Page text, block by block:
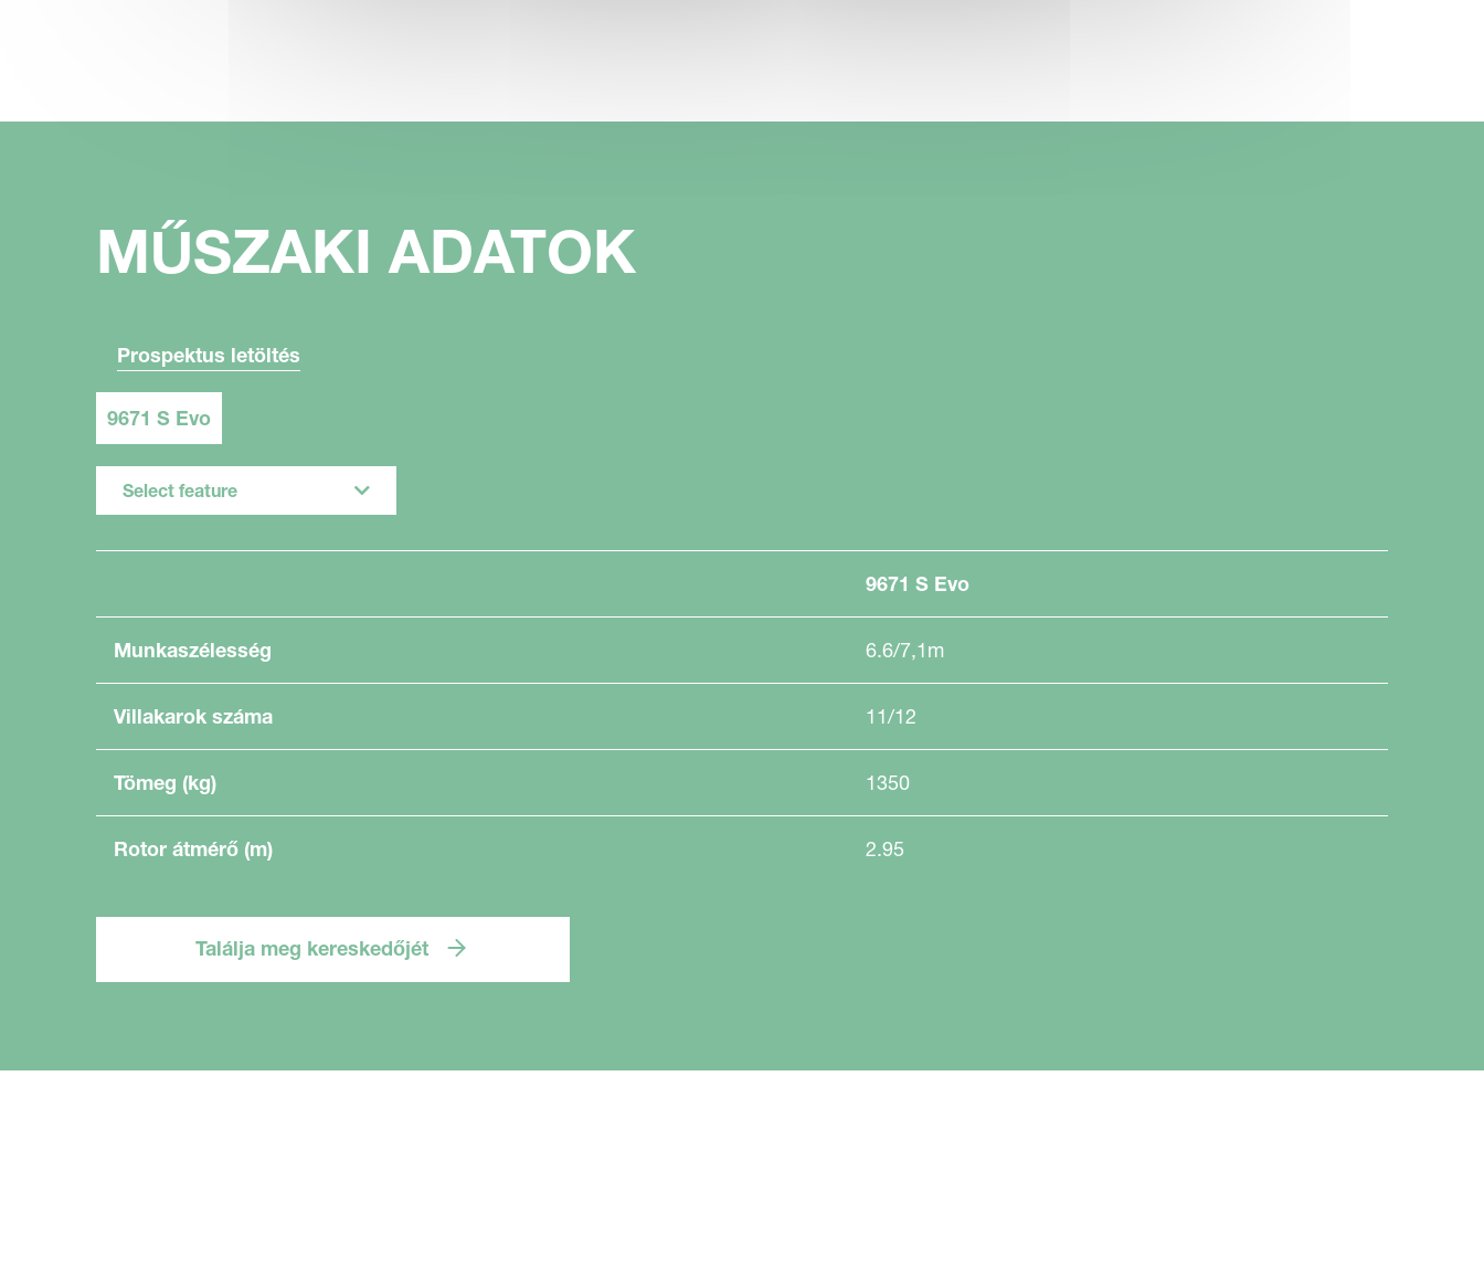
MŰSZAKI ADATOK
Prospektus letöltés
9671 S Evo
Select feature
9671 S Evo
Munkaszélesség 6.6/7,1m
Villakarok száma 11/12
Tömeg (kg) 1350
Rotor átmérő (m) 2.95
Találja meg kereskedőjét